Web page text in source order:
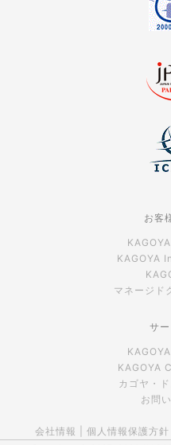
お客
KAGOYA
マネージド
サ
KAGOYA
カゴヤ・
お問
会社情報 個人情報保護方針